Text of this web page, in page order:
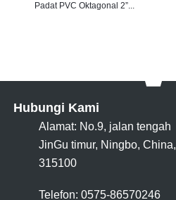
Padat PVC Oktagonal 2”...
Hubungi Kami
Alamat: No.9, jalan tengah
JinGu timur, Ningbo, China,
315100
Telefon: 0575-86570246